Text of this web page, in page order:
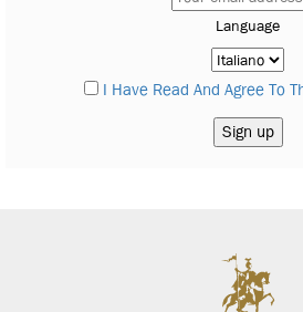
Language
I Have Read And Agree To